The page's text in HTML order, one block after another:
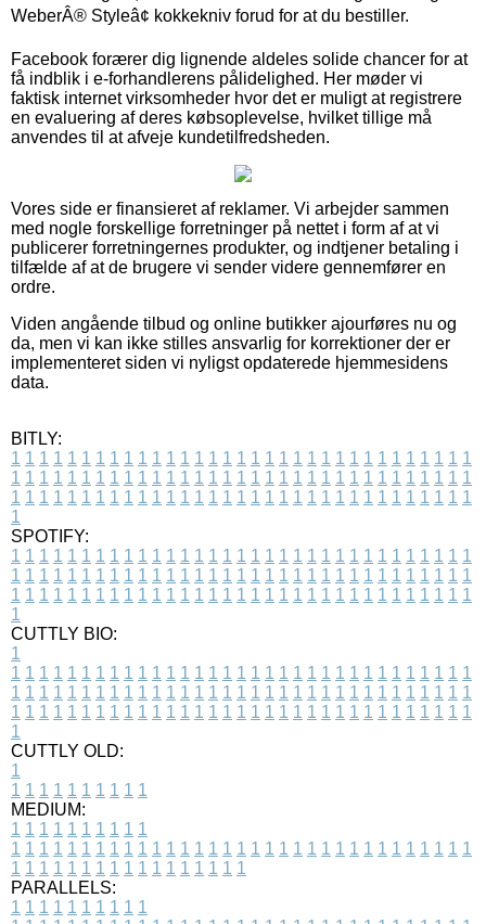
WeberÂ® Styleâ¢ kokkekniv forud for at du bestiller.
Facebook forærer dig lignende aldeles solide chancer for at
få indblik i e-forhandlerens pålidelighed. Her møder vi
faktisk internet virksomheder hvor det er muligt at registrere
en evaluering af deres købsoplevelse, hvilket tillige må
anvendes til at afveje kundetilfredsheden.
Vores side er finansieret af reklamer. Vi arbejder sammen
med nogle forskellige forretninger på nettet i form af at vi
publicerer forretningernes produkter, og indtjener betaling i
tilfælde af at de brugere vi sender videre gennemfører en
ordre.
Viden angående tilbud og online butikker ajourføres nu og
da, men vi kan ikke stilles ansvarlig for korrektioner der er
implementeret siden vi nyligst opdaterede hjemmesidens
data.
BITLY:
1 1 1 1 1 1 1 1 1 1 1 1 1 1 1 1 1 1 1 1 1 1 1 1 1 1 1 1 1 1 1 1 1
1 1 1 1 1 1 1 1 1 1 1 1 1 1 1 1 1 1 1 1 1 1 1 1 1 1 1 1 1 1 1 1 1
1 1 1 1 1 1 1 1 1 1 1 1 1 1 1 1 1 1 1 1 1 1 1 1 1 1 1 1 1 1 1 1 1
1
SPOTIFY:
1 1 1 1 1 1 1 1 1 1 1 1 1 1 1 1 1 1 1 1 1 1 1 1 1 1 1 1 1 1 1 1 1
1 1 1 1 1 1 1 1 1 1 1 1 1 1 1 1 1 1 1 1 1 1 1 1 1 1 1 1 1 1 1 1 1
1 1 1 1 1 1 1 1 1 1 1 1 1 1 1 1 1 1 1 1 1 1 1 1 1 1 1 1 1 1 1 1 1
1
CUTTLY BIO:
1
1 1 1 1 1 1 1 1 1 1 1 1 1 1 1 1 1 1 1 1 1 1 1 1 1 1 1 1 1 1 1 1 1
1 1 1 1 1 1 1 1 1 1 1 1 1 1 1 1 1 1 1 1 1 1 1 1 1 1 1 1 1 1 1 1 1
1 1 1 1 1 1 1 1 1 1 1 1 1 1 1 1 1 1 1 1 1 1 1 1 1 1 1 1 1 1 1 1 1
1
CUTTLY OLD:
1
1 1 1 1 1 1 1 1 1 1
MEDIUM:
1 1 1 1 1 1 1 1 1 1
1 1 1 1 1 1 1 1 1 1 1 1 1 1 1 1 1 1 1 1 1 1 1 1 1 1 1 1 1 1 1 1 1
1 1 1 1 1 1 1 1 1 1 1 1 1 1 1 1 1
PARALLELS:
1 1 1 1 1 1 1 1 1 1